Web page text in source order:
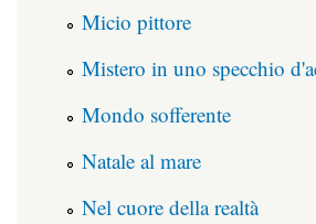
Micio pittore
Mistero in uno specchio
Mondo sofferente
Natale al mare
Nel cuore della realtà